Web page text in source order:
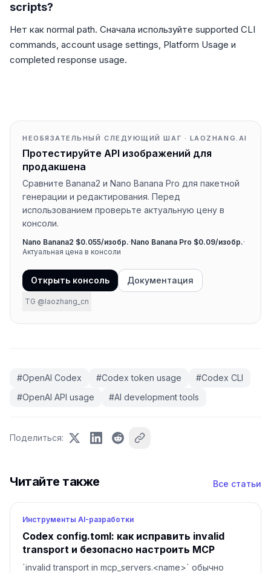
scripts?
Нет как normal path. Сначала используйте supported CLI
commands, account usage settings, Platform Usage и
completed response usage.
НЕОБЯЗАТЕЛЬНЫЙ СЛЕДУЮЩИЙ ШАГ · LAOZHANG.AI
Протестируйте API изображений для
продакшена
Сравните Banana2 и Nano Banana Pro для пакетной
генерации и редактирования. Перед
использованием проверьте актуальную цену в
консоли.
Nano Banana2 $0.055/изобр.·Nano Banana Pro $0.09/изобр.·
Актуальная цена в консоли
Открыть консоль Документация
TG @laozhang_cn
#OpenAI Codex #Codex token usage #Codex CLI
#OpenAI API usage #AI development tools
Поделиться:
Читайте также Все статьи
Инструменты AI-разработки
Codex config.toml: как исправить invalid
transport и безопасно настроить MCP
`invalid transport in mcp_servers.<name>` обычно